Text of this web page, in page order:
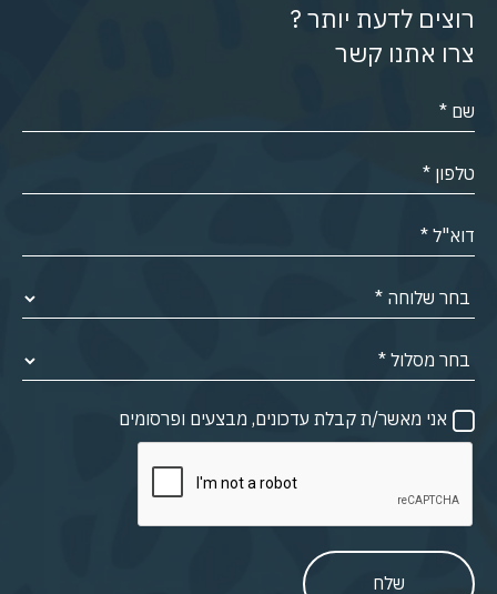
רוצים לדעת יותר ?
צרו אתנו קשר
אני מאשר/ת קבלת עדכונים, מבצעים ופרסומים
שלח